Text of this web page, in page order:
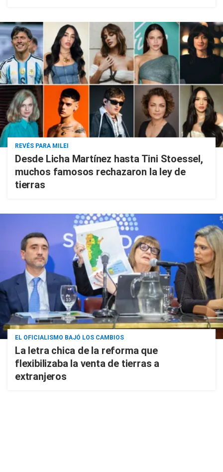
REVÉS PARA MILEI
Desde Licha Martínez hasta Tini Stoessel,
muchos famosos rechazaron la ley de
tierras
EL OFICIALISMO BAJÓ LOS CAMBIOS
La letra chica de la reforma que
flexibilizaba la venta de tierras a
extranjeros